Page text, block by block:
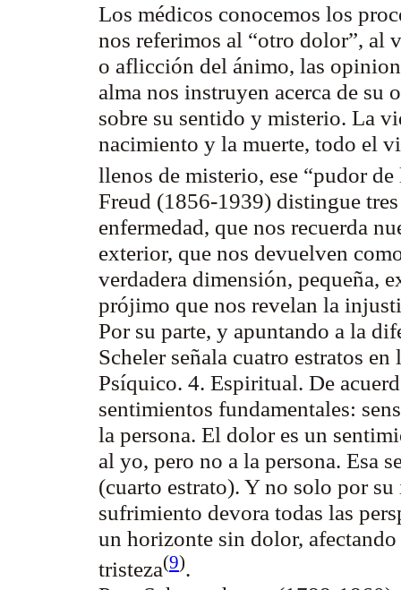
Los médicos conocemos los
nos referimos al “otro dolor”, al
o aflicción del ánimo, las
alma nos instruyen acerca de su
sobre su sentido y misterio. La
nacimiento y la muerte, todo el
llenos de misterio, ese “pudor de
Freud (1856-1939) distingue
enfermedad, que nos recuerda
exterior, que nos devuelven
verdadera dimensión, pequeña,
prójimo que nos revelan la
Por su parte, y apuntando a la
Scheler señala cuatro estratos
Psíquico. 4. Espiritual. De
sentimientos fundamentales:
la persona. El dolor es un
al yo, pero no a la persona. Esa
(cuarto estrato). Y no solo por
sufrimiento devora todas las
un horizonte sin dolor,
tristeza(9).